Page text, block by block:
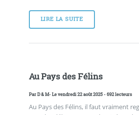
LIRE LA SUITE
Au Pays des Félins
ParD & M- Le vendredi 22 août 2025 - 692 lecteurs
Au Pays des Félins, il faut vraiment